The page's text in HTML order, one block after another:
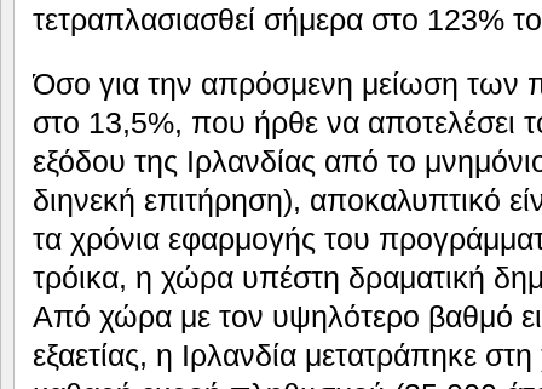
τετραπλασιασθεί σήμερα στο 123%
Όσο για την απρόσμενη μείωση των
στο 13,5%, που ήρθε να αποτελέσει
εξόδου της Ιρλανδίας από το
διηνεκή επιτήρηση), αποκαλυπτικό
τα χρόνια εφαρμογής του
τρόικα, η χώρα υπέστη δραματική
Από χώρα με τον υψηλότερο βαθμό
εξαετίας, η Ιρλανδία μετατράπηκε